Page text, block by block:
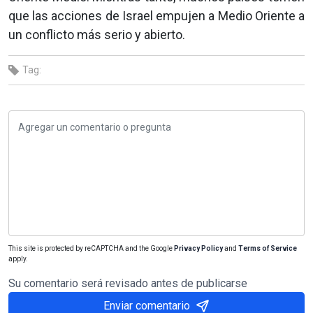
que las acciones de Israel empujen a Medio Oriente a
un conflicto más serio y abierto.
Tag:
This site is protected by reCAPTCHA and the Google Privacy Policyand Terms of Service
apply.
Su comentario será revisado antes de publicarse
Enviar comentario